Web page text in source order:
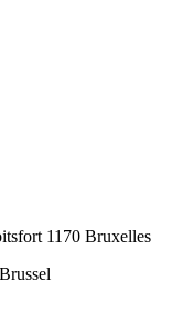
1170 Bruxelles